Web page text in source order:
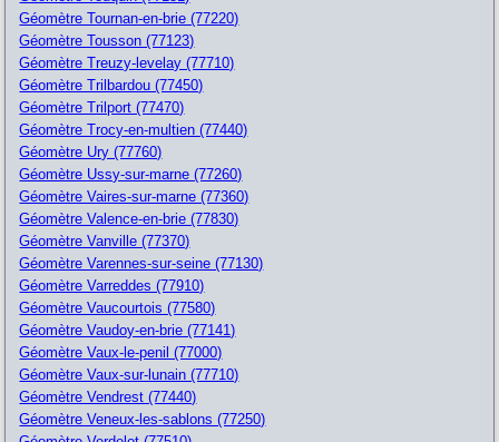
Géomètre Tournan-en-brie (77220)
Géomètre Tousson (77123)
Géomètre Treuzy-levelay (77710)
Géomètre Trilbardou (77450)
Géomètre Trilport (77470)
Géomètre Trocy-en-multien (77440)
Géomètre Ury (77760)
Géomètre Ussy-sur-marne (77260)
Géomètre Vaires-sur-marne (77360)
Géomètre Valence-en-brie (77830)
Géomètre Vanville (77370)
Géomètre Varennes-sur-seine (77130)
Géomètre Varreddes (77910)
Géomètre Vaucourtois (77580)
Géomètre Vaudoy-en-brie (77141)
Géomètre Vaux-le-penil (77000)
Géomètre Vaux-sur-lunain (77710)
Géomètre Vendrest (77440)
Géomètre Veneux-les-sablons (77250)